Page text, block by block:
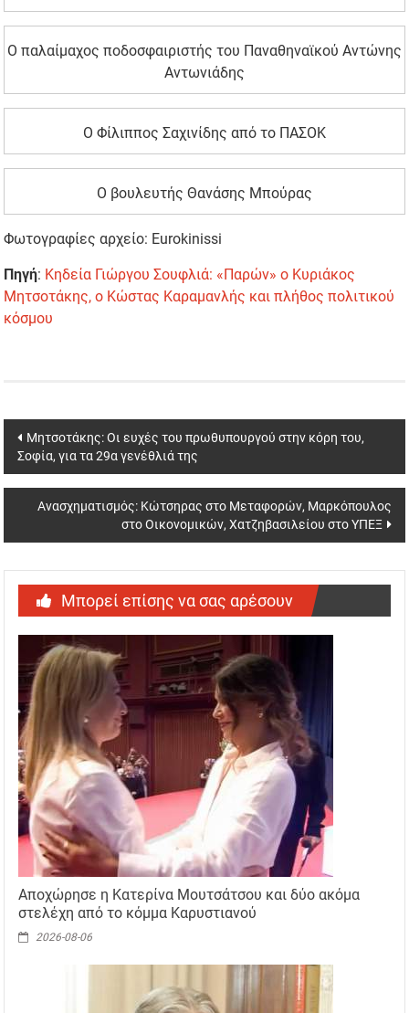
Ο παλαίμαχος ποδοσφαιριστής του Παναθηναϊκού Αντώνης
Αντωνιάδης
Ο Φίλιππος Σαχινίδης από το ΠΑΣΟΚ
Ο βουλευτής Θανάσης Μπούρας
Φωτογραφίες αρχείο: Eurokinissi
Πηγή: Κηδεία Γιώργου Σουφλιά: «Παρών» ο Κυριάκος
Μητσοτάκης, ο Κώστας Καραμανλής και πλήθος πολιτικού
κόσμου
Post
navigation
Μητσοτάκης: Οι ευχές του πρωθυπουργού στην κόρη του,
Σοφία, για τα 29α γενέθλιά της
Ανασχηματισμός: Κώτσηρας στο Μεταφορών, Μαρκόπουλος
στο Οικονομικών, Χατζηβασιλείου στο ΥΠΕΞ
Μπορεί επίσης να σας αρέσουν
Αποχώρησε η Κατερίνα Μουτσάτσου και δύο ακόμα
στελέχη από το κόμμα Καρυστιανού
2026-08-06